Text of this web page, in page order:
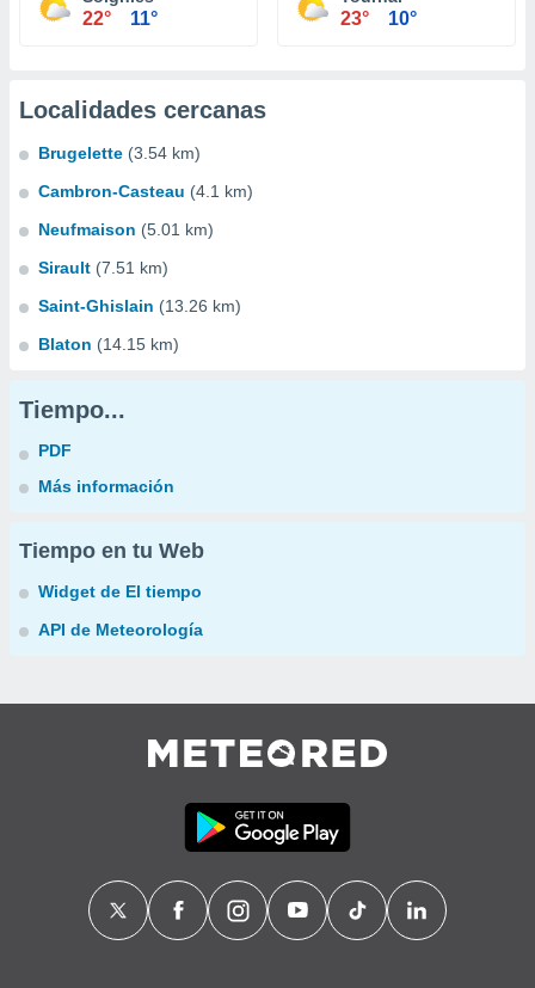
22° 11° 23° 10°
Localidades cercanas
Brugelette (3.54 km)
Cambron-Casteau (4.1 km)
Neufmaison (5.01 km)
Sirault (7.51 km)
Saint-Ghislain (13.26 km)
Blaton (14.15 km)
Tiempo...
PDF
Más información
Tiempo en tu Web
Widget de El tiempo
API de Meteorología